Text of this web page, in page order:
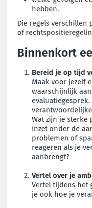
hebben.
Die regels verschillen
of
Binnenkort
Bereid je op tijd
Maak voor jezelf
waarschijnlijk
Wat zijn je sterke
inzet onder de
problemen of
reageren als je
aanbrengt?
Vertel over je
Vertel tijdens het
je ook hoe je